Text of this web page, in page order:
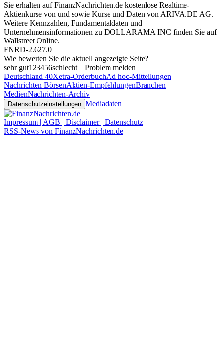
Sie erhalten auf FinanzNachrichten.de kostenlose Realtime-
Aktienkurse von und sowie Kurse und Daten von ARIVA.DE AG.
Weitere Kennzahlen, Fundamentaldaten und
Unternehmensinformationen zu DOLLARAMA INC finden Sie auf
Wallstreet Online.
FNRD-2.627.0
Wie bewerten Sie die aktuell angezeigte Seite?
sehr gut1 23456schlecht
Problem melden
Deutschland 40Xetra-OrderbuchAd hoc-Mitteilungen
Nachrichten BörsenAktien-EmpfehlungenBranchen
MedienNachrichten-Archiv
Datenschutzeinstellungen Mediadaten
Impressum | AGB | Disclaimer | Datenschutz
RSS-News von FinanzNachrichten.de